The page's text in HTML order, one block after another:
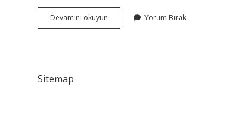
Devamını okuyun
Kökenli
Yorum Bırak
Sitemap